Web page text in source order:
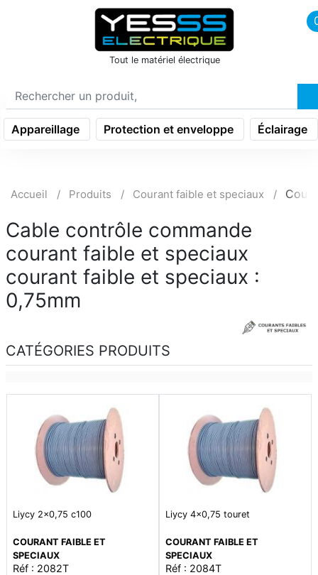
icon menu burger
Tout le matériel électrique
Appareillage Protection et enveloppe Éclairage
Accueil Produits Courant faible et speciaux
Cable contrôle commande
courant faible et speciaux
courant faible et speciaux :
0,75mm
CATÉGORIES PRODUITS
Liycy 2x0,75 c100
COURANT FAIBLE ET
SPECIAUX
Réf : 2082T
Liycy 4x0,75 touret
COURANT FAIBLE ET
SPECIAUX
Réf : 2084T